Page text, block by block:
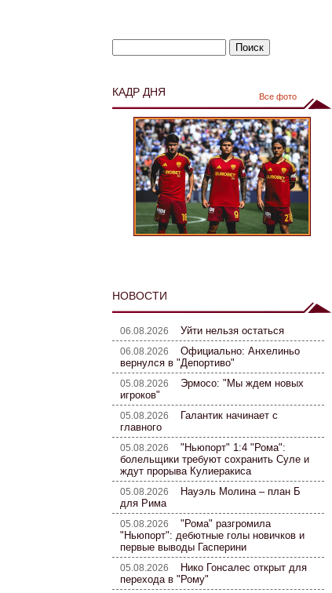
КАДР ДНЯ Все фото
НОВОСТИ
06.08.2026 Уйти нельзя остаться
06.08.2026 Официально: Анхелиньо
вернулся в "Депортиво"
05.08.2026 Эрмосо: "Мы ждем новых
игроков"
05.08.2026
Галантик начинает с
главного
05.08.2026 "Ньюпорт" 1:4 "Рома":
болельщики требуют сохранить Суле и
ждут прорыва Кулиеракиса
05.08.2026
Науэль Молина – план Б
для Рима
05.08.2026 "Рома" разгромила
"Ньюпорт": дебютные голы новичков и
первые выводы Гасперини
05.08.2026
Нико Гонсалес открыт для
перехода в "Рому"